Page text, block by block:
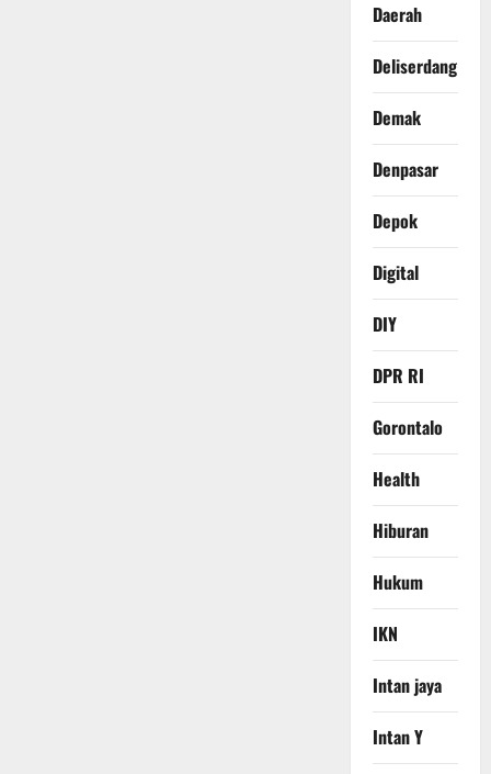
Daerah
Deliserdang
Demak
Denpasar
Depok
Digital
DIY
DPR RI
Gorontalo
Health
Hiburan
Hukum
IKN
Intan jaya
Intan Y